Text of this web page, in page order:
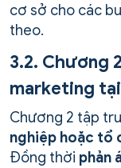
cơ sở cho các
theo.
3.2. Chương
marketing
Chương 2 tập
nghiệp hoặc tổ
Đồng thời phản